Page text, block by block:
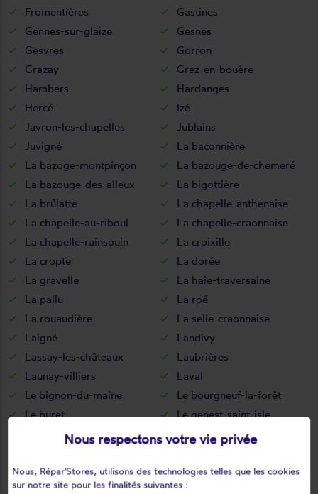
Fromentières
Gastines
Gennes-sur-glaize
Gesnes
Gesvres
Gorron
Grazay
Grez-en-bouère
Hambers
Hardanges
Hercé
Izé
Javron-les-chapelles
Jublains
Juvigné
La baconnière
La bazoge-montpinçon
La bazouge-de-chemeré
La bazouge-des-alleux
La bigottière
La brûlatte
La chapelle-anthenaise
La chapelle-au-riboul
La chapelle-craonnaise
La chapelle-rainsouin
La croixille
La cropte
La dorée
La gravelle
La haie-traversaine
La pallu
La roë
La rouaudière
La selle-craonnaise
Laigné
Landivy
Lassay-les-châteaux
Laubrières
Launay-villiers
Laval
Le bignon-du-maine
Le bourgneuf-la-forêt
Le buret
Le genest-saint-isle
Le horps
Le housseau-brétignolles
Lesbois
Levaré
Lignières-orgères
Livet
Nous respectons votre vie privée
Nous, Répar'Stores, utilisons des technologies telles que les cookies
sur notre site pour les finalités suivantes :